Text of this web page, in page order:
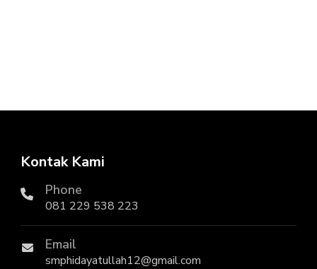
Kontak Kami
Phone
081 229 538 223
Email
smphidayatullah12@gmail.com